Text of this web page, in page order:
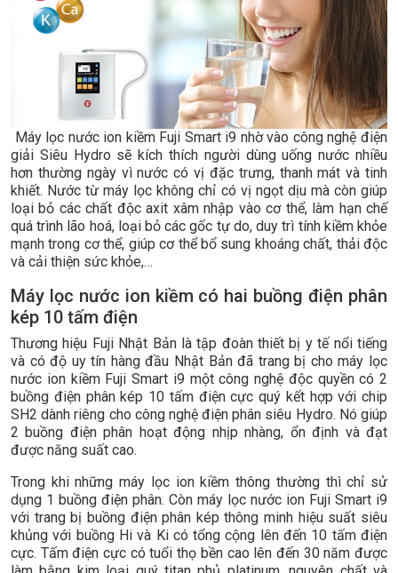
Máy lọc nước ion kiềm Fuji Smart i9 nhờ vào công nghệ điện
giải Siêu Hydro sẽ kích thích người dùng uống nước nhiều
hơn thường ngày vì nước có vị đặc trưng, thanh mát và tinh
khiết. Nước từ máy lọc không chỉ có vị ngọt dịu mà còn giúp
loại bỏ các chất độc axit xâm nhập vào cơ thể, làm hạn chế
quá trình lão hoá, loại bỏ các gốc tự do, duy trì tính kiềm khỏe
mạnh trong cơ thể, giúp cơ thể bổ sung khoáng chất, thải độc
và cải thiện sức khỏe,…
Máy lọc nước ion kiềm có hai buồng điện phân
kép 10 tấm điện
Thương hiệu Fuji Nhật Bản là tập đoàn thiết bị y tế nổi tiếng
và có độ uy tín hàng đầu Nhật Bản đã trang bị cho máy lọc
nước ion kiềm Fuji Smart i9 một công nghệ độc quyền có 2
buồng điện phân kép 10 tấm điện cực quý kết hợp với chip
SH2 dành riêng cho công nghệ điện phân siêu Hydro. Nó giúp
2 buồng điện phân hoạt động nhịp nhàng, ổn định và đạt
được năng suất cao.
Trong khi những máy lọc ion kiềm thông thường thì chỉ sử
dụng 1 buồng điện phân. Còn máy lọc nước ion Fuji Smart i9
với trang bị buồng điện phân kép thông minh hiệu suất siêu
khủng với buồng Hi và Ki có tổng cộng lên đến 10 tấm điện
cực. Tấm điện cực có tuổi thọ bền cao lên đến 30 năm được